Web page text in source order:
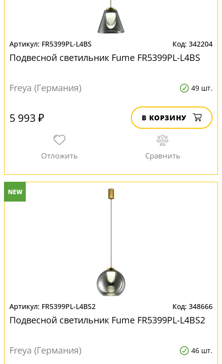
FR5399PL-L4BS 342204
Подвесной светильник Fume FR5399PL-L4BS
Freya (Германия) 49 шт.
5 993 ₽ В КОРЗИНУ
NEW
FR5399PL-L4BS2 348666
Подвесной светильник Fume FR5399PL-L4BS2
Freya (Германия) 46 шт.